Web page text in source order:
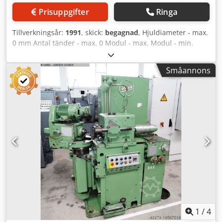
vertikaljustering (V- och Y-axel), verktygshuvudets lutning
(A- och D-axel), vardera med ROD för digital visning i
arbetsstyckesfastspänning i kombination med en
automatiserad inmatning via
arbetsstyckesmatning/transportband och svinglastare
samt tryckluftsövervakning för arbetsstycket. •
Kylmedelsanläggning med spåntransportör,
ljudskyddshölje, centralsmörjning, inbyggd
hydraulikanläggning, pneumatiskt styrda skyddsdörrar,
avgradningsutrustning etc. Maskinen arbetar enligt
skärande fräsprincip med elektroniskt synkroniserade
verktygs- och arbetsstycksaxlar för bearbetning av raka
takformer, både symmetriska och asymmetriska.
Karaktäristiskt är den höga produktiviteten och
noggrannheten. Skick: bra till mycket bra – snart strömsatt
och visningsklar Leverans: från lager – enligt visning
Betalning: netto – vid fakturamottagande Andra maskiner
för bearbetning av transmissionskomponenter finns alltid
på lager. Dodpfx Ajt Hwylokuskr Kontakta oss med dina
Prisuppgifter Ringa
Tillverkningsår: 1991, skick: begagnad, Hjuldiameter - max.
0 mm Antal tänder - max. 0 Modul - max. Modul - min.
Dkjdpfxst Hwv Hj Akuer Total effektbehov kW Maskinvikt ca.
t Platsbehov ca. m CNC-styrd synkronringsfräsmaskin
idealisk för synkronringar, BWO styrsystem 785 HSmåannons
1 /4